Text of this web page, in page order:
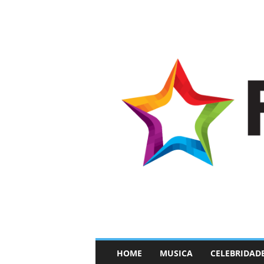
HOME MUSICA